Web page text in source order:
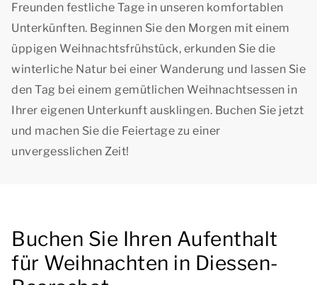
Freunden festliche Tage in unseren komfortablen
Unterkünften. Beginnen Sie den Morgen mit einem
üppigen Weihnachtsfrühstück, erkunden Sie die
winterliche Natur bei einer Wanderung und lassen Sie
den Tag bei einem gemütlichen Weihnachtsessen in
Ihrer eigenen Unterkunft ausklingen. Buchen Sie jetzt
und machen Sie die Feiertage zu einer
unvergesslichen Zeit!
Buchen Sie Ihren Aufenthalt
für Weihnachten in Diessen-